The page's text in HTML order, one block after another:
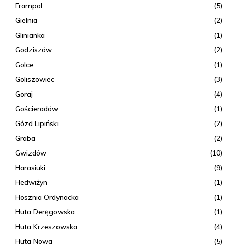
Frampol
(5)
Gielnia
(2)
Glinianka
(1)
Godziszów
(2)
Golce
(1)
Goliszowiec
(3)
Goraj
(4)
Gościeradów
(1)
Gózd Lipiński
(2)
Graba
(2)
Gwizdów
(10)
Harasiuki
(9)
Hedwiżyn
(1)
Hosznia Ordynacka
(1)
Huta Deręgowska
(1)
Huta Krzeszowska
(4)
Huta Nowa
(5)